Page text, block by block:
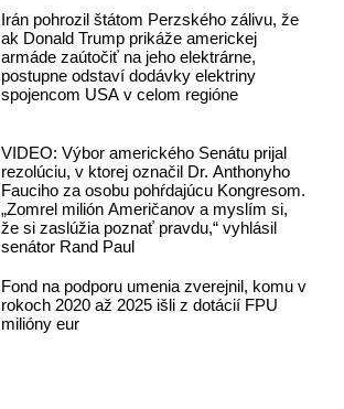
Irán pohrozil štátom Perzského zálivu, že
ak Donald Trump prikáže americkej
armáde zaútočiť na jeho elektrárne,
postupne odstaví dodávky elektriny
spojencom USA v celom regióne
VIDEO: Výbor amerického Senátu prijal
rezolúciu, v ktorej označil Dr. Anthonyho
Fauciho za osobu pohŕdajúcu Kongresom.
„Zomrel milión Američanov a myslím si,
že si zaslúžia poznať pravdu,“ vyhlásil
senátor Rand Paul
Fond na podporu umenia zverejnil, komu v
rokoch 2020 až 2025 išli z dotácií FPU
milióny eur